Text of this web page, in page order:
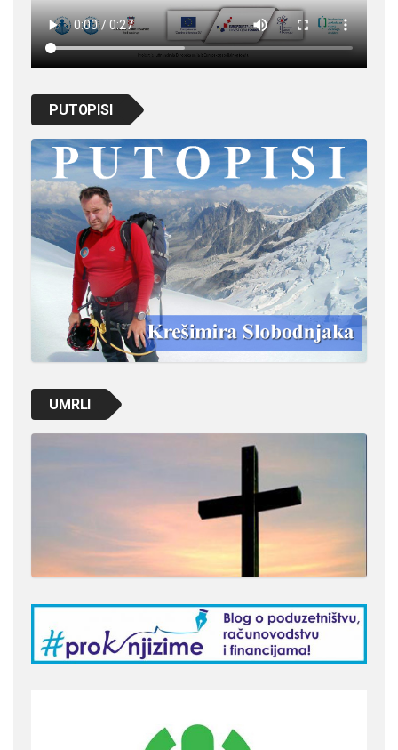
PUTOPISI
UMRLI